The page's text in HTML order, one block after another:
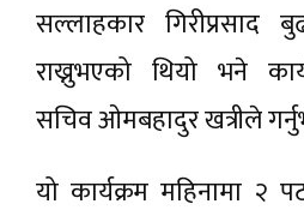
सल्लाहकार गिरीप्रसाद
राख्नुभएको थियो भने
सचिव ओमबहादुर खत्रीले
यो कार्यक्रम महिनामा